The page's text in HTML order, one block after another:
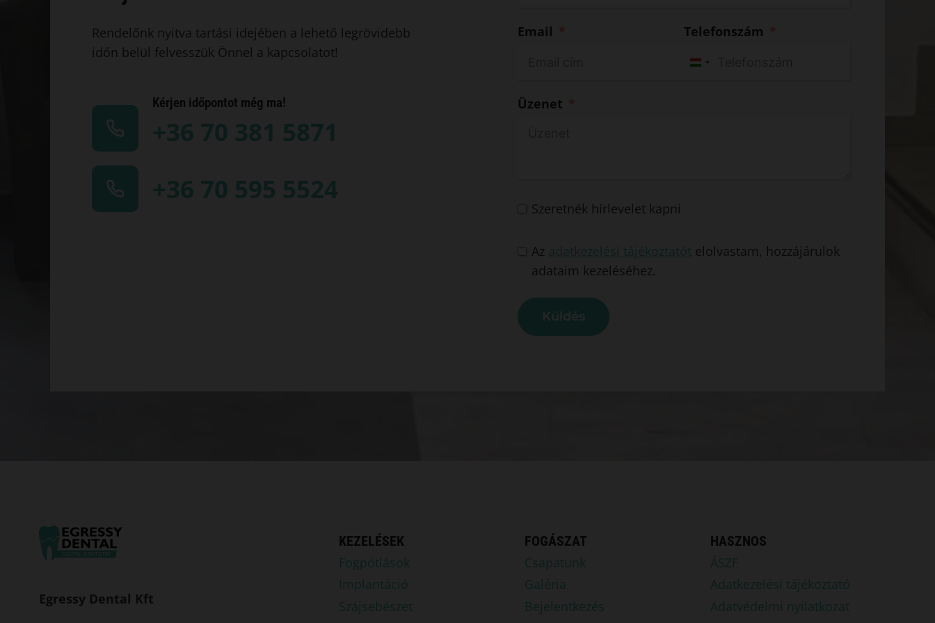
Rendelőnk nyitva tartási idejében a lehető legrövidebb
időn belül felvesszük Önnel a kapcsolatot!
Kérjen időpontot még ma!
+36 70 381 5871
+36 70 595 5524
Email Telefonszám
H
Üzenet
Szeretnék hírlevelet kapni
Az adatkezelési tájékoztatót elolvastam, hozzájárulok
adataim kezeléséhez.
Küldés
Egressy Dental Kft
KEZELÉSEK
Fogpótlások
Implantáció
Szájsebészet
FOGÁSZAT
Csapatunk
Galéria
Bejelentkezés
HASZNOS
ÁSZF
Adatkezelési tájékoztató
Adatvédelmi nyilatkozat